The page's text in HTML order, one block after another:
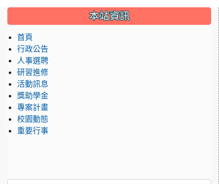
::: 本站資訊
首頁
行政公告
人事選聘
研習進修
活動訊息
獎助學金
專案計畫
校園動態
重要行事